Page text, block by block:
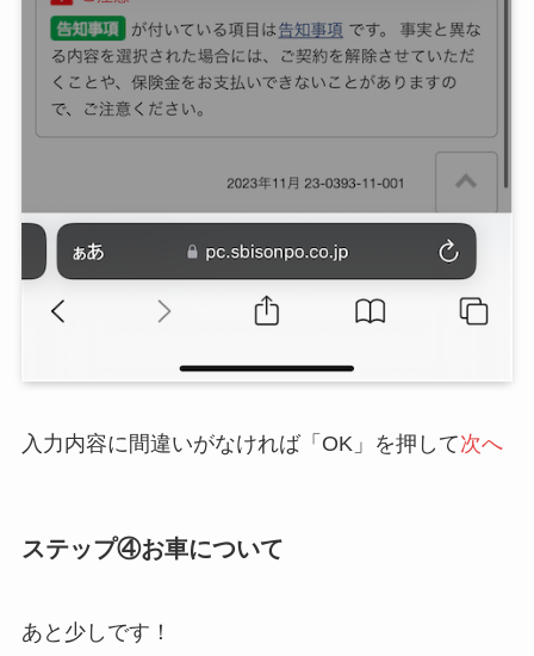
入力内容に間違いがなければ「OK」を押して次へ
ステップ④お車について
あと少しです！